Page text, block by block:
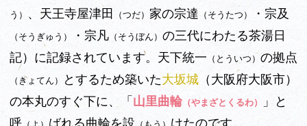
う）
、天王寺屋津田 （つだ） 家の宗達 （そうたつ） ・宗及
（そうぎゅう） ・宗凡 （そうぼん） の三代にわたる茶湯日
記）に記録されています。天下統一 （とういつ） の拠点
（きょてん） とするため築いた大坂城 （大阪府大阪市）
の本丸のすぐ下に、「 山里曲輪 （やまざとくるわ）
」と
呼
ばれる曲輪を設 けたのです。